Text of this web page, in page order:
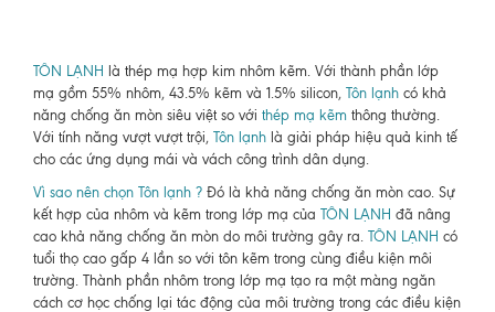
TÔN LẠNH là thép mạ hợp kim nhôm kẽm. Với thành phần lớp
mạ gồm 55% nhôm, 43.5% kẽm và 1.5% silicon, Tôn lạnh có khả
năng chống ăn mòn siêu việt so với thép mạ kẽm thông thường.
Với tính năng vượt vượt trội, Tôn lạnh là giải pháp hiệu quả kinh tế
cho các ứng dụng mái và vách công trình dân dụng.
Vì sao nên chọn Tôn lạnh ? Đó là khả năng chống ăn mòn cao. Sự
kết hợp của nhôm và kẽm trong lớp mạ của TÔN LẠNH đã nâng
cao khả năng chống ăn mòn do môi trường gây ra. TÔN LẠNH có
tuổi thọ cao gấp 4 lần so với tôn kẽm trong cùng điều kiện môi
trường. Thành phần nhôm trong lớp mạ tạo ra một màng ngăn
cách cơ học chống lại tác động của môi trường trong các điều kiện